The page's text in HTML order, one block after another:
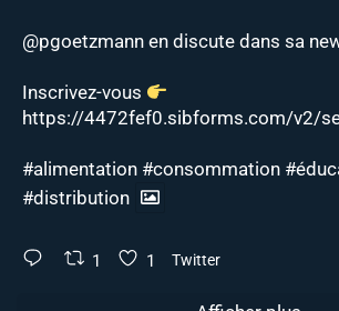
@pgoetzmann en discute dans sa
Inscrivez-vous
https://4472fef0.sibforms.com/v2/
#alimentation #consommation
#distribution
1 1 Twitter